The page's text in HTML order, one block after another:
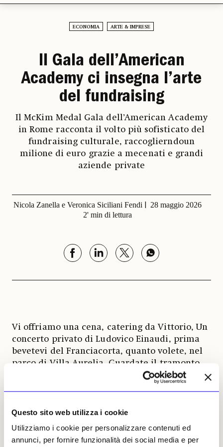
Questo sito web utilizza i cookie
Utilizziamo i cookie per personalizzare contenuti ed
annunci, per fornire funzionalità dei social media e per
ECONOMIA ARTE & IMPRESE
Il Gala dell’American
Academy ci insegna l’arte
del fundraising
Il McKim Medal Gala dell’American Academy
in Rome racconta il volto più sofisticato del
fundraising culturale, raccoglierndoun
milione di euro grazie a mecenati e grandi
aziende private
Nicola Zanella e Veronica Siciliani Fendi
28 maggio 2026
2' min di lettura
Vi offriamo una cena, catering da Vittorio, Un
concerto privato di Ludovico Einaudi, prima
bevetevi del Franciacorta, quanto volete, nel
parco di Villa Aurelia. Guardate il tramonto
che incendia Roma sotto di voi.
Questo è più o meno il sottotesto dell’Invito
dell’American Academy in Rome. Ossia ciò che
di più assonante in Italia c’è al MET Gala, con
tutta la dovuta reverenza. Quest’anno